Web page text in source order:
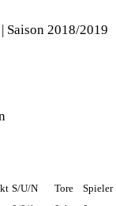
Saison 2018/2019
S/U/N Tore
Spieler